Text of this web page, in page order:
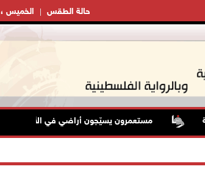
الخميس ، 06 آب ، 2026 حالة الطقس
مستعمرون يسيّجون أراضي في الأغوار الشمالية